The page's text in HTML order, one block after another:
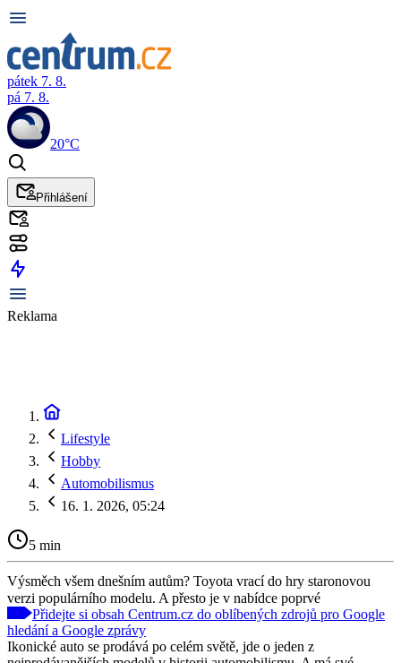
pátek 7. 8.
pá 7. 8.
20°C
Přihlášení
Reklama
Lifestyle
Hobby
Automobilismus
16. 1. 2026, 05:24
5 min
Výsměch všem dnešním autům? Toyota vrací do hry staronovou
verzi populárního modelu. A přesto je v nabídce poprvé
Přidejte si obsah Centrum.cz do oblíbených zdrojů pro Google
hledání a Google zprávy
Ikonické auto se prodává po celém světě, jde o jeden z